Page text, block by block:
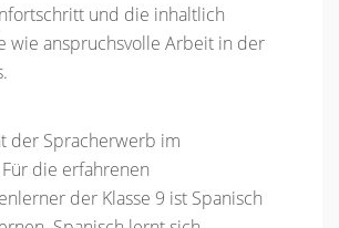
und die inhaltlich
wie anspruchsvolle Arbeit in der
der Spracherwerb im
die erfahrenen
der Klasse 9 ist Spanisch